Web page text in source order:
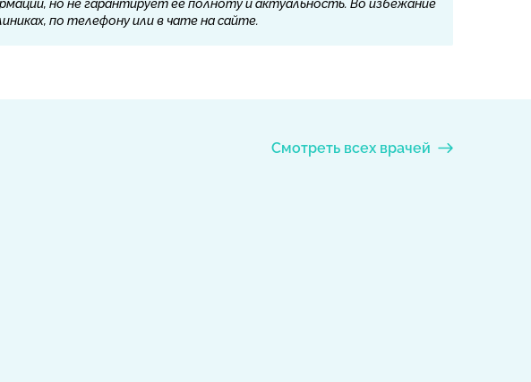
но не гарантирует ее полноту и актуальность. Во избежание
по телефону или в чате на сайте.
Смотреть всех врачей